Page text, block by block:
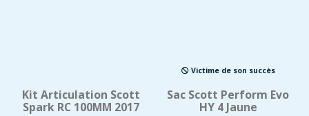
Kit Articulation Scott
Spark RC 100MM 2017
Victime de son succès
Sac Scott Perform Evo
HY 4 Jaune